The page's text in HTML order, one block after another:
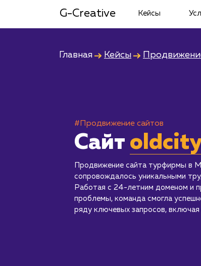
G-Creative Кейсы
Главная Кейсы
#Продвижение сайтов
Сайт
Продвижение сайта турфирмы в
сопровождалось уникальными
Работая с 24-летним доменом и
проблемы, команда смогла
ряду ключевых запросов,